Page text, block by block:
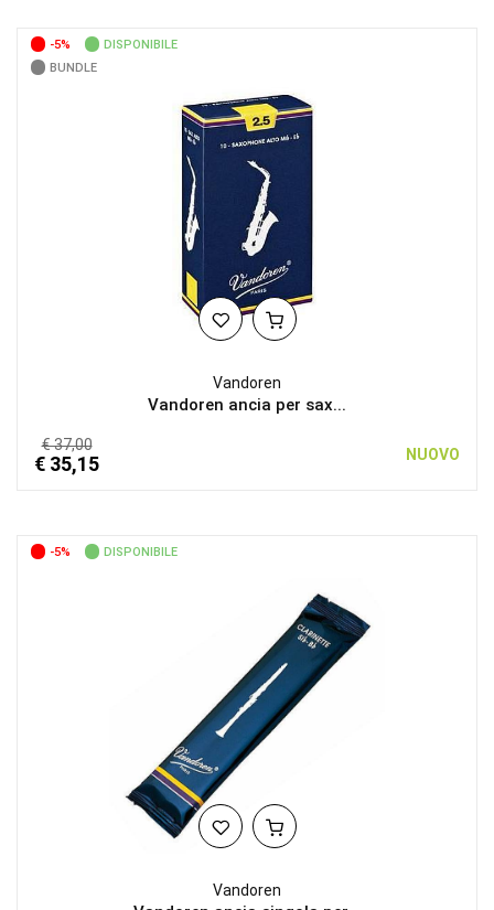
-5%
DISPONIBILE
BUNDLE
Vandoren
Vandoren ancia per sax...
€ 37,00
€ 35,15 NUOVO
-5% DISPONIBILE
Vandoren